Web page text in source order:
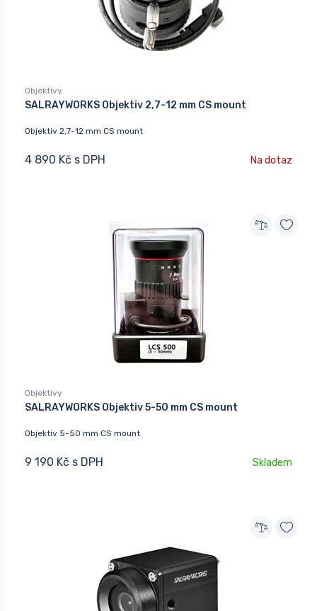
Objektivy
SALRAYWORKS Objektiv 2,7-12 mm CS mount
Objektiv 2,7-12 mm CS mount
4 890 Kč s DPH Na dotaz
Objektivy
SALRAYWORKS Objektiv 5-50 mm CS mount
Objektiv 5-50 mm CS mount
9 190 Kč s DPH Skladem